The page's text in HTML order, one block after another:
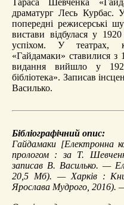
драматург Лесь Курбас.
попередні режисерські
вистави відбулася у
успіхом. У театрах,
«Гайдамаки» ставилися з
видання вийшло у
бібліотека». Записав
Василько.
Бібліографічний опис:
Гайдамаки [Електронна
прологом : за Т.
записав В. Василько. —
20,5 Мб). — Харків :
Ярослава Мудрого, 2016).